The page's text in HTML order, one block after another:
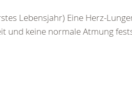
Lebensjahr) Eine Herz-
und keine normale Atmung